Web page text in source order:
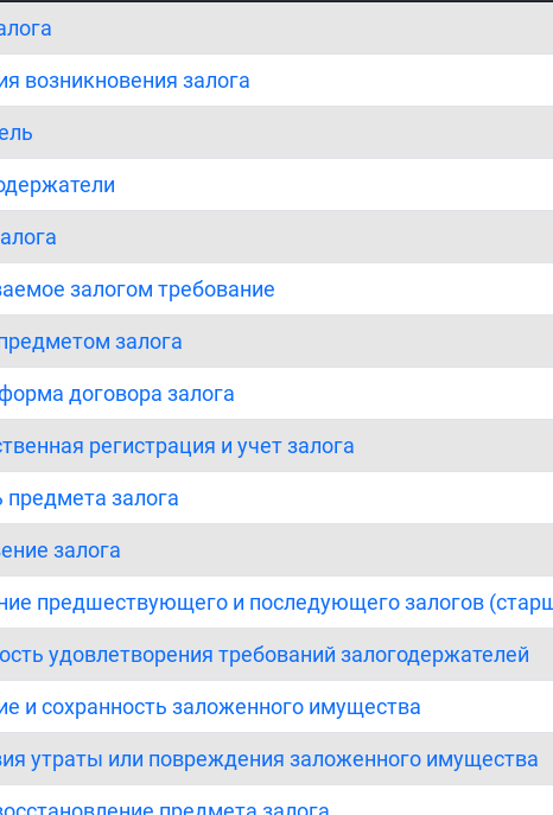
возникновения залога
залогом требование
залога
договора залога
регистрация и учет залога
предмета залога
залога
предшествующего и последующего залогов
удовлетворения требований залогодержателей
и сохранность заложенного имущества
утраты или повреждения заложенного имущества